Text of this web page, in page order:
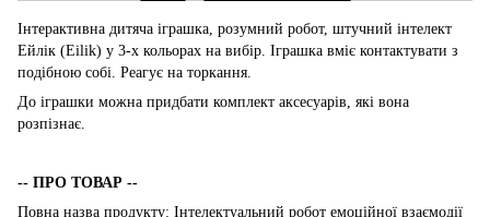
Інтерактивна дитяча іграшка, розумний робот, штучний інтелект
Ейлік (Eilik) у 3-х кольорах на вибір. Іграшка вміє контактувати з
подібною собі. Реагує на торкання.
До іграшки можна придбати комплект аксесуарів, які вона
розпізнає.
-- ПРО ТОВАР --
Повна назва продукту: Інтелектуальний робот емоційної взаємодії